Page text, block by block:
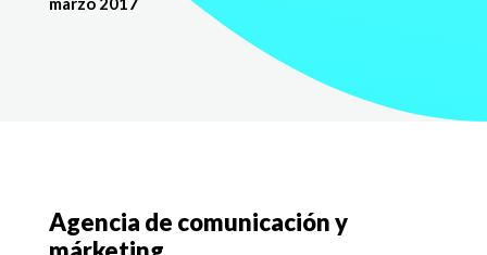
Agencia de comunicación y